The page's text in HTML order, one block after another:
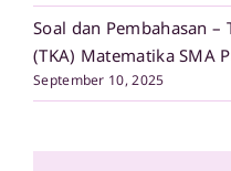
Soal dan Pembahasan
(TKA) Matematika SMA
September 10, 2025